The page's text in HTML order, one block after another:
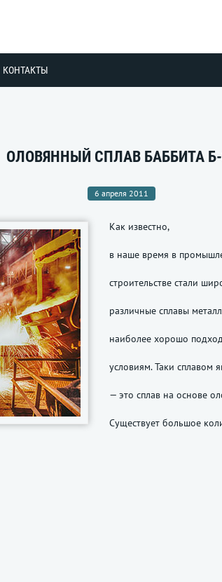
КОНТАКТЫ
ОЛОВЯННЫЙ СПЛАВ БАББИТА
6 апреля 2011
Как известно,
в наше время в
строительстве стали
различные сплавы
наиболее хорошо
условиям. Таки сплавом
— это сплав на основе
Существует большое